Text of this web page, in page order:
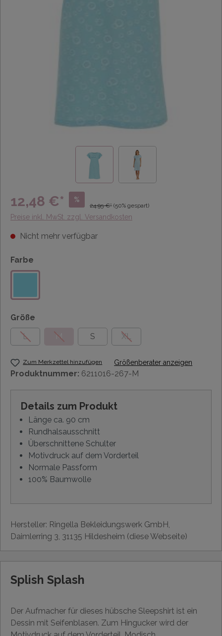
12,48 €* %
24,95 €* (50% gespart)
Preise inkl. MwSt. zzgl. Versandkosten
Nicht mehr verfügbar
Farbe
Größe
L
M S XL
Zum Merkzettel hinzufügen Größenberater anzeigen
Produktnummer: 6211016-267-M
Details zum Produkt
Länge ca. 90 cm
Rundhalsausschnitt
Überschnittene Schulter
Motivdruck auf dem Vorderteil
Normale Passform
100% Baumwolle
Hersteller: Ringella Bekleidungswerk GmbH,
Daimlerring 3, 31135 Hildesheim (diese Webseite)
Splish Splash
Der Aufmacher für dieses hübsche Sleepshirt ist ein
Dessin mit Seifenblasen. Zum Hingucker wird der